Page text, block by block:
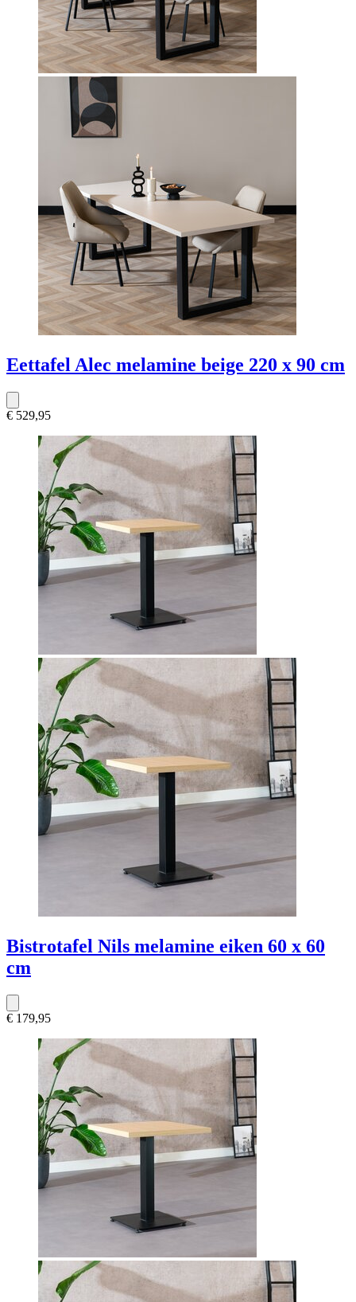
Eettafel Alec melamine beige 220 x 90 cm
€ 529,95
Bistrotafel Nils melamine eiken 60 x 60
cm
€ 179,95